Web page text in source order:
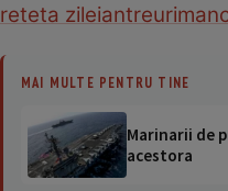
reteta zileiantreuri
MAI MULTE PENTRU TINE
Marinarii de
acestora